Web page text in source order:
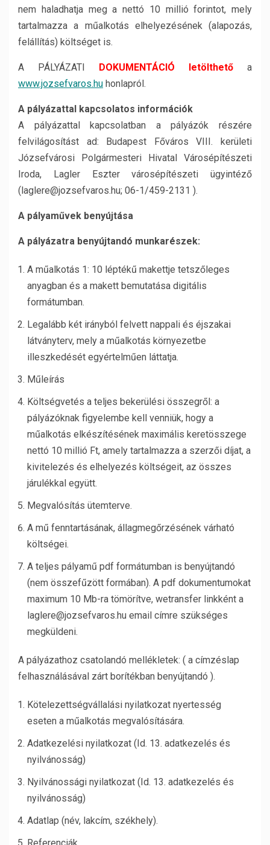
nem haladhatja meg a nettó 10 millió forintot, mely
tartalmazza a műalkotás elhelyezésének (alapozás,
felállítás) költséget is.
A PÁLYÁZATI DOKUMENTÁCIÓ letölthető a
www.jozsefvaros.hu honlapról.
A pályázattal kapcsolatos információk
A pályázattal kapcsolatban a pályázók részére
felvilágosítást ad: Budapest Főváros VIII. kerületi
Józsefvárosi Polgármesteri Hivatal Városépítészeti
Iroda, Lagler Eszter városépítészeti ügyintéző
(laglere@jozsefvaros.hu; 06-1/459-2131 ).
A pályaművek benyújtása
A pályázatra benyújtandó munkarészek:
A műalkotás 1: 10 léptékű makettje tetszőleges
anyagban és a makett bemutatása digitális
formátumban.
Legalább két irányból felvett nappali és éjszakai
látványterv, mely a műalkotás környezetbe
illeszkedését egyértelműen láttatja.
Műleírás
Költségvetés a teljes bekerülési összegről: a
pályázóknak figyelembe kell venniük, hogy a
műalkotás elkészítésének maximális keretösszege
nettó 10 millió Ft, amely tartalmazza a szerzői díjat, a
kivitelezés és elhelyezés költségeit, az összes
járulékkal együtt.
Megvalósítás ütemterve.
A mű fenntartásának, állagmegőrzésének várható
költségei.
A teljes pályamű pdf formátumban is benyújtandó
(nem összefűzött formában). A pdf dokumentumokat
maximum 10 Mb-ra tömörítve, wetransfer linkként a
laglere@jozsefvaros.hu email címre szükséges
megküldeni.
A pályázathoz csatolandó mellékletek: ( a címzéslap
felhasználásával zárt borítékban benyújtandó ).
Kötelezettségvállalási nyilatkozat nyertesség
eseten a műalkotás megvalósítására.
Adatkezelési nyilatkozat (Id. 13. adatkezelés és
nyilvánosság)
Nyilvánossági nyilatkozat (Id. 13. adatkezelés és
nyilvánosság)
Adatlap (név, lakcím, székhely).